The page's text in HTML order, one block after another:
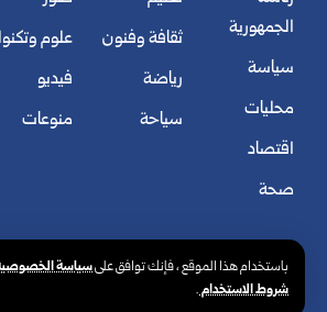
باستخدام هذا الموقع ، فإنك توافق علىسياسة
شروط الاستخدام.
الجمهورية
سياسة
محليات
اقتصاد
صحة
ثقافة وفنون
رياضة
سياحة
علوم
فيديو
منوعات
© الوكالة العربية السورية للأنباء. كافة